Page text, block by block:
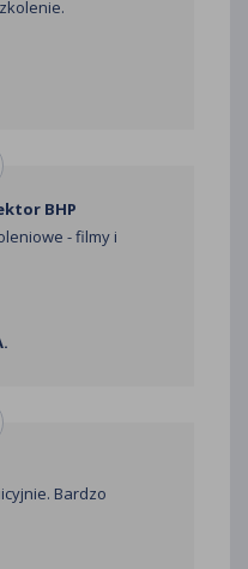
BHP
- filmy i
Bardzo